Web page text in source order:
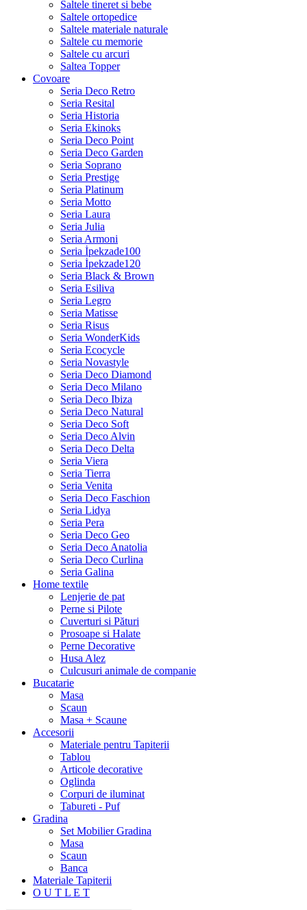
Saltele tineret si bebe
Saltele ortopedice
Saltele materiale naturale
Saltele cu memorie
Saltele cu arcuri
Saltea Topper
Covoare
Seria Deco Retro
Seria Resital
Seria Historia
Seria Ekinoks
Seria Deco Point
Seria Deco Garden
Seria Soprano
Seria Prestige
Seria Platinum
Seria Motto
Seria Laura
Seria Julia
Seria Armoni
Seria İpekzade100
Seria İpekzade120
Seria Black & Brown
Seria Esiliva
Seria Legro
Seria Matisse
Seria Risus
Seria WonderKids
Seria Ecocycle
Seria Novastyle
Seria Deco Diamond
Seria Deco Milano
Seria Deco Ibiza
Seria Deco Natural
Seria Deco Soft
Seria Deco Alvin
Seria Deco Delta
Seria Viera
Seria Tierra
Seria Venita
Seria Deco Faschion
Seria Lidya
Seria Pera
Seria Deco Geo
Seria Deco Anatolia
Seria Deco Curlina
Seria Galina
Home textile
Lenjerie de pat
Perne si Pilote
Cuverturi si Pături
Prosoape si Halate
Perne Decorative
Husa Alez
Culcusuri animale de companie
Bucatarie
Masa
Scaun
Masa + Scaune
Accesorii
Materiale pentru Tapiterii
Tablou
Articole decorative
Oglinda
Corpuri de iluminat
Tabureti - Puf
Gradina
Set Mobilier Gradina
Masa
Scaun
Banca
Materiale Tapiterii
O U T L E T